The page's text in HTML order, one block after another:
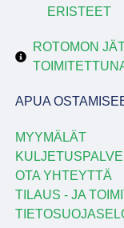
ERISTEET
ROTOMON
APUA
MYYMÄLÄT
OTA YHTEYTTÄ
TILAUS - JA